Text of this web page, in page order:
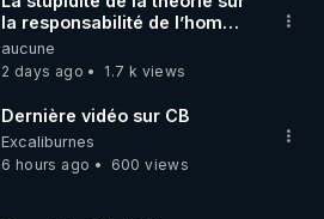
la responsabilité de l’homme
concernant le dioxyde de
carbone.
aucune
2 days ago
1.7 k views
Dernière vidéo sur CB
Excaliburnes
6 hours ago
600 views